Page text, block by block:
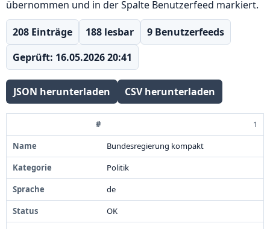
übernommen und in der Spalte Benutzerfeed markiert.
208 Einträge 188 lesbar
9 Benutzerfeeds
Geprüft: 16.05.2026 20:41
JSON herunterladen CSV herunterladen
Name
Kategorie
Sprache
1
Bundesregierung kompakt
Politik
de
OK